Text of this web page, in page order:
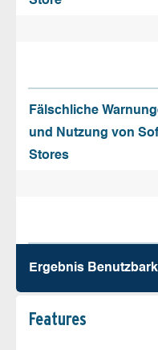
Fälschliche
und Nutzung von
Stores
Ergebnis
Features